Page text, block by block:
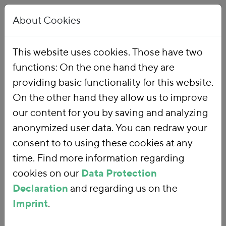
Our Work Topics Environmental Financial Reform
Environmental
Financial Reform
With an environmental financial
reform
About Cookies
This website uses cookies. Those have two
functions: On the one hand they are
providing basic functionality for this website.
On the other hand they allow us to improve
our content for you by saving and analyzing
anonymized user data. You can redraw your
consent to to using these cookies at any
time. Find more information regarding
cookies on our Data Protection
Declaration and regarding us on the
Imprint.